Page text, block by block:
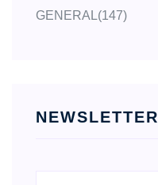
GENERAL(147)
NEWSLETTER